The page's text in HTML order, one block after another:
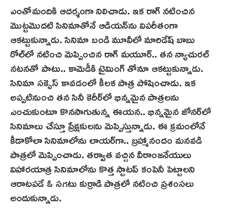
ఎంతోమందికి ఆదర్శంగా నిలిచాడు. ఇక రాగ్‌ నటించిన
మొట్టమొదటి సినిమాతోనే ఆడియన్‌ను విపరీతంగా
ఆకట్టుకున్నాడు. సినిమా బండి మూవీలో మారిడేష్ బాబు
రోల్‌లో నటించి మెప్పించిన రాగ్‌ మయూర్.. తన న్యాచురల్
నటనతో పాటు.. కామెడీకి టైమింగ్ తోనూ ఆకట్టుకున్నాడు.
సినిమా సక్సెస్ కావడంలో కీలక పాత్ర పోషించాడు. ఇక
అప్పటినుంచి తన సినీ కెరీర్‌లో భిన్నమైన పాత్రలను
ఎంచుకుంటూ కొనసాగుతున్న ఈయన.. భిన్నమైన జోనర్‌లో
సినిమాలు చేస్తూ ప్రేక్షకులను మెప్పిస్తున్నాడు. ఈ క్రమంలోనే
కీడాకోలా సినిమాలోను లాయర్‌గా.. బ్రహ్మానందం మనవ‌డి
పాత్రలో మెప్పించాడు. తర్వాత వచ్చిన వీరాంజనేయులు
విహారయాత్ర సినిమాలోను కొత్త స్టాటప్‌ కంపెనీ పెట్టాలని
ఆరాటపడే ఓ సగటు కుర్రాడి పాత్రలో నటించి ప్రశంసలు
అందుకున్నాడు.